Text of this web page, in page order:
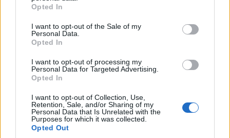
use your data for below specified purposes in below Google
consent section.
Opted In
I want to opt-out of the Sale of my
Personal Data.
Opted In
I want to opt-out of processing my
Personal Data for Targeted Advertising.
Opted In
I want to opt-out of Collection, Use,
Retention, Sale, and/or Sharing of my
Personal Data that Is Unrelated with the
Purposes for which it was collected.
Opted Out